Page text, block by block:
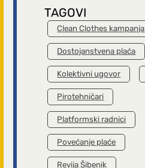
TAGOVI
Clean Clothes kampanja
Dostojanstvena plaća
Kolektivni ugovor
Pirotehničari
Platformski radnici
Povećanje plaće
Revija Šibenik